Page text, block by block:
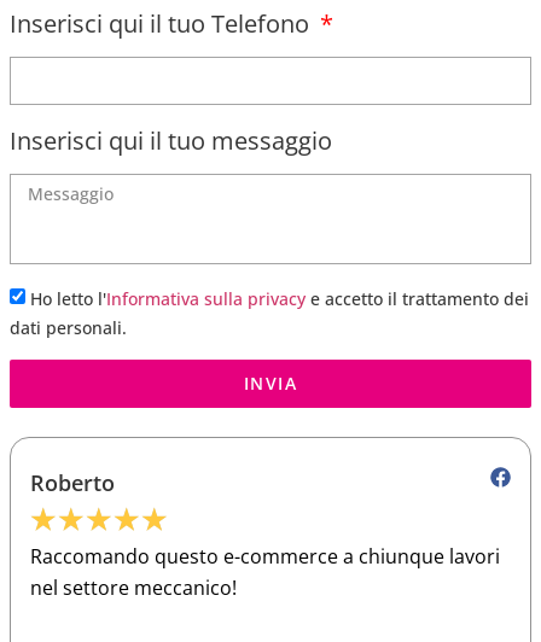
Inserisci qui il tuo Telefono
Inserisci qui il tuo messaggio
Ho letto l'Informativa sulla privacy e accetto il trattamento dei
dati personali.
INVIA
Roberto
★★★★★
Raccomando questo e-commerce a chiunque lavori
nel settore meccanico!